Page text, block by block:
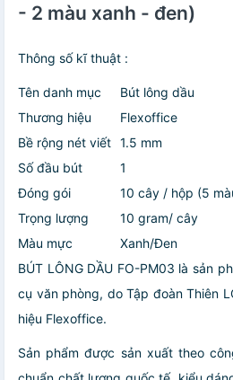
- 2 màu xanh - đen)
Thông số kĩ thuật :
Tên danh mục
Bút lông dầu
Thương hiệu
Flexoffice
Bề rộng nét viết 1.5 mm
Số đầu bút
1
Đóng gói
10 cây / hộp (5
Trọng lượng
10 gram/ cây
Màu mực
Xanh/Đen
BÚT LÔNG DẦU FO-PM03 là sản
cụ văn phòng, do Tập đoàn Thiên
hiệu Flexoffice.
Sản phẩm được sản xuất theo